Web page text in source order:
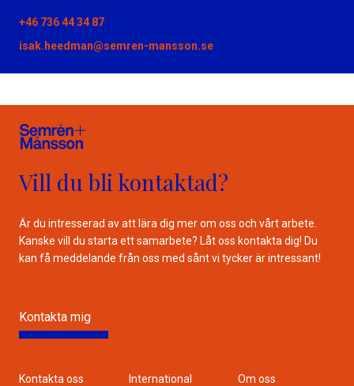
+46 736 44 34 87
isak.heedman@semren-mansson.se
Vill du bli kontaktad?
Är du intresserad av att lära dig mer om oss och vårt arbete.
Kanske vill du starta ett samarbete? Låt oss kontakta dig! Du
kan få meddelande från oss med sånt vi tycker är intressant!
Kontakta mig
Kontakta oss International Om oss